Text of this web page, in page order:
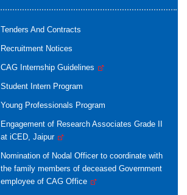
Tenders And Contracts
Recruitment Notices
CAG Internship Guidelines
Student Intern Program
Young Professionals Program
Engagement of Research Associates Grade II
at iCED, Jaipur
Nomination of Nodal Officer to coordinate with
the family members of deceased Government
employee of CAG Office